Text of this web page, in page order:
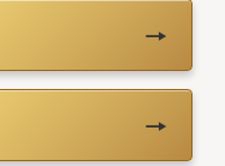
→
→